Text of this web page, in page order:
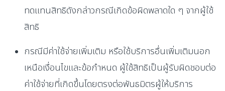
ทดแทนสิทธิดังกล่าวกรณีเกิดข้อผิดพลาดใด ๆ จากผู้ใช้
สิทธิ
กรณีมีค่าใช้จ่ายเพิ่มเติม หรือใช้บริการอื่นเพิ่มเติมนอก
เหนือเงื่อนไขและข้อกำหนด ผู้ใช้สิทธิเป็นผู้รับผิดชอบต่อ
ค่าใช้จ่ายที่เกิดขึ้นโดยตรงต่อพันธมิตรผู้ให้บริการ